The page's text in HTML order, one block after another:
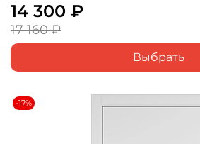
14 300 ₽
17 160 ₽
Выбрать
-17%